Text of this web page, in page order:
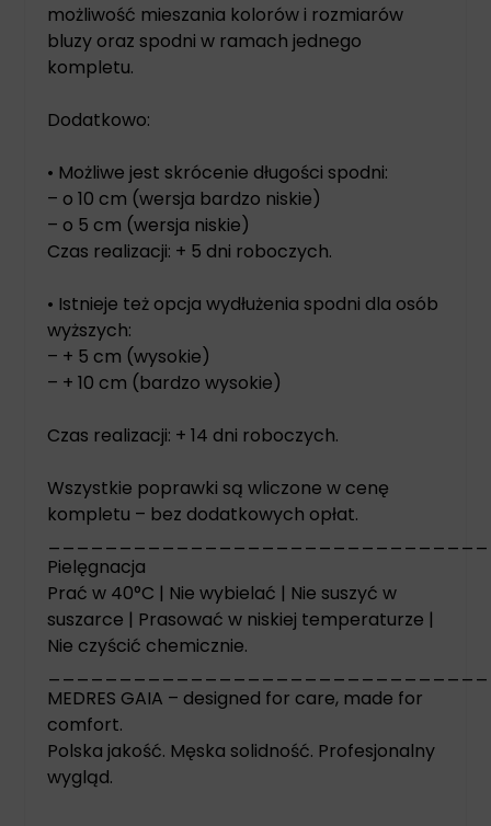
możliwość mieszania kolorów i rozmiarów
bluzy oraz spodni w ramach jednego
kompletu.
Dodatkowo:
• Możliwe jest skrócenie długości spodni:
– o 10 cm (wersja bardzo niskie)
– o 5 cm (wersja niskie)
Czas realizacji: + 5 dni roboczych.
• Istnieje też opcja wydłużenia spodni dla osób
wyższych:
– + 5 cm (wysokie)
– + 10 cm (bardzo wysokie)
Czas realizacji: + 14 dni roboczych.
Wszystkie poprawki są wliczone w cenę
kompletu – bez dodatkowych opłat.
Pielęgnacja
Prać w 40°C | Nie wybielać | Nie suszyć w
suszarce | Prasować w niskiej temperaturze |
Nie czyścić chemicznie.
MEDRES GAIA – designed for care, made for
comfort.
Polska jakość. Męska solidność. Profesjonalny
wygląd.